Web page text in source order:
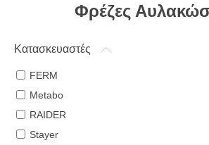
Φρέζες
Κατασκευαστές
FERM
Metabo
RAIDER
Stayer